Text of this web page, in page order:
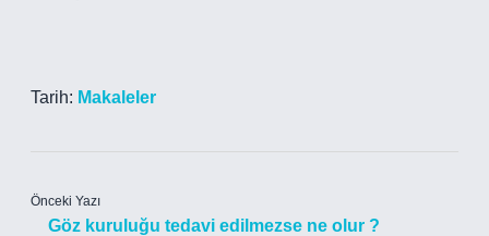
Tarih: Makaleler
Önceki Yazı
Göz kuruluğu tedavi edilmezse ne olur ?